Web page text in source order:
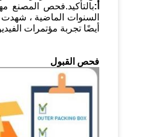
أ:بالتأكيد.فحص المصنع
أيضًا تجربة مؤتمرات
فحص القبول